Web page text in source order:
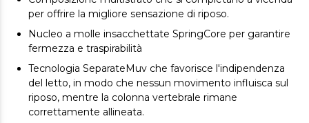
per offrire la migliore sensazione di riposo.
Nucleo a molle insacchettate SpringCore per garantire
fermezza e traspirabilità
Tecnologia SeparateMuv che favorisce l'indipendenza
del letto, in modo che nessun movimento influisca sul
riposo, mentre la colonna vertebrale rimane
correttamente allineata.